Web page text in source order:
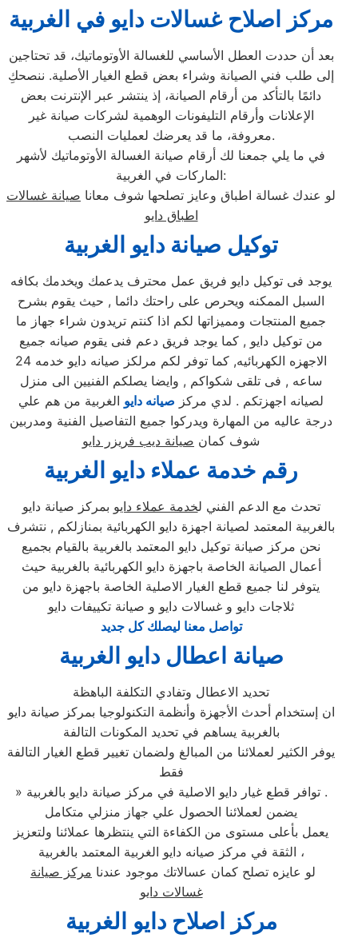
مركز اصلاح غسالات دايو في الغربية
بعد أن حددت العطل الأساسي للغسالة الأوتوماتيك، قد تحتاجين
إلى طلب فني الصيانة وشراء بعض قطع الغيار الأصلية. ننصحكِ
دائمًا بالتأكد من أرقام الصيانة، إذ ينتشر عبر الإنترنت بعض
الإعلانات وأرقام التليفونات الوهمية لشركات صيانة غير
معروفة، ما قد يعرضك لعمليات النصب.
في ما يلي جمعنا لك أرقام صيانة الغسالة الأوتوماتيك لأشهر
الماركات في الغربية:
لو عندك غسالة اطباق وعايز تصلحها شوف معانا صيانة غسالات
اطباق دايو
توكيل صيانة دايو الغربية
يوجد فى توكيل دايو فريق عمل محترف يدعمك ويخدمك بكافه
السبل الممكنه ويحرص على راحتك دائما , حيث يقوم بشرح
جميع المنتجات ومميزاتها لكم اذا كنتم تريدون شراء جهاز ما
من توكيل دايو , كما يوجد فريق دعم فنى يقوم صيانه جميع
الاجهزه الكهربائيه, كما توفر لكم مرلكز صيانه دايو خدمه 24
ساعه , فى تلقى شكواكم , وايضا يصلكم الفنيين الى منزل
لصيانه اجهزتكم . لدي مركز صيانه دايو الغربية من هم علي
درجة عاليه من المهارة ويدركوا جميع التفاصيل الفنية ومدربين
شوف كمان صيانة ديب فريزر دايو
رقم خدمة عملاء دايو الغربية
تحدث مع الدعم الفني لخدمة عملاء دايو بمركز صيانة دايو
بالغربية المعتمد لصيانة اجهزة دايو الكهربائية بمنازلكم , نتشرف
نحن مركز صيانة توكيل دايو المعتمد بالغربية بالقيام بجميع
أعمال الصيانة الخاصة باجهزة دايو الكهربائية بالغربية حيث
يتوفر لنا جميع قطع الغيار الاصلية الخاصة باجهزة دايو من
ثلاجات دايو و غسالات دايو و صيانة تكييفات دايو
تواصل معنا ليصلك كل جديد
صيانة اعطال دايو الغربية
تحديد الاعطال وتفادي التكلفة الباهظة
ان إستخدام أحدث الأجهزة وأنظمة التكنولوجيا بمركز صيانة دايو
بالغربية يساهم في تحديد المكونات التالفة
يوفر الكثير لعملائنا من المبالغ ولضمان تغيير قطع الغيار التالفة
فقط
» توافر قطع غيار دايو الاصلية في مركز صيانة دايو بالغربية .
يضمن لعملائنا الحصول علي جهاز منزلي متكامل
يعمل بأعلى مستوى من الكفاءة التي ينتظرها عملائنا ولتعزيز
الثقة في مركز صيانه دايو الغربية المعتمد بالغربية ،
لو عايزه تصلح كمان عسالاتك موجود عندنا مركز صيانة
غسالات دايو
مركز اصلاح دايو الغربية